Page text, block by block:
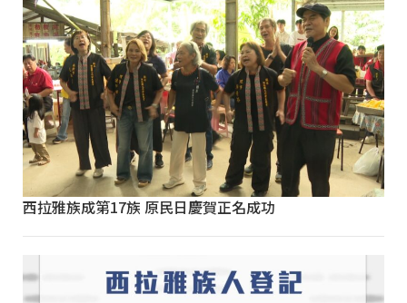
西拉雅族成第17族 原民日慶賀正名成功